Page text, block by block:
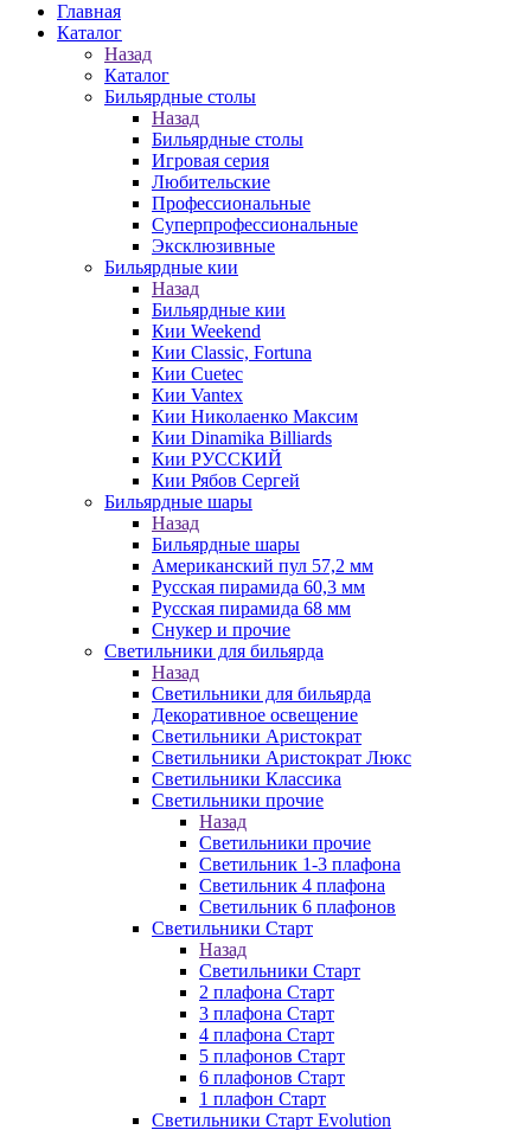
Главная
Каталог
Назад
Каталог
Бильярдные столы
Назад
Бильярдные столы
Игровая серия
Любительские
Профессиональные
Суперпрофессиональные
Эксклюзивные
Бильярдные кии
Назад
Бильярдные кии
Кии Weekend
Кии Classic, Fortuna
Кии Cuetec
Кии Vantex
Кии Николаенко Максим
Кии Dinamika Billiards
Кии РУССКИЙ
Кии Рябов Сергей
Бильярдные шары
Назад
Бильярдные шары
Американский пул 57,2 мм
Русская пирамида 60,3 мм
Русская пирамида 68 мм
Снукер и прочие
Светильники для бильярда
Назад
Светильники для бильярда
Декоративное освещение
Светильники Аристократ
Светильники Аристократ Люкс
Светильники Классика
Светильники прочие
Назад
Светильники прочие
Светильник 1-3 плафона
Светильник 4 плафона
Светильник 6 плафонов
Светильники Старт
Назад
Светильники Старт
2 плафона Старт
3 плафона Старт
4 плафона Старт
5 плафонов Старт
6 плафонов Старт
1 плафон Старт
Светильники Старт Evolution